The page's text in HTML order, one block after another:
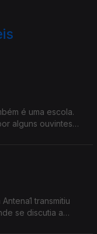
é uma escola.
alguns ouvintes
transmitiu
se discutia a